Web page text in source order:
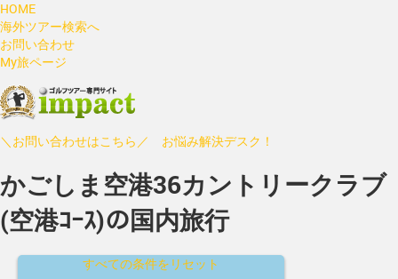
HOME
海外ツアー検索へ
お問い合わせ
My旅ページ
＼お問い合わせはこちら／ お悩み解決デスク！
かごしま空港36カントリークラブ
(空港ｺｰｽ)の国内旅行
すべての条件をリセット